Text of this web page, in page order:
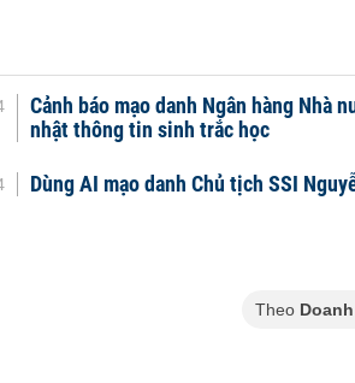
Cảnh báo mạo danh Ngân hàng
nhật thông tin sinh trắc học
Dùng AI mạo danh Chủ tịch SSI
Theo